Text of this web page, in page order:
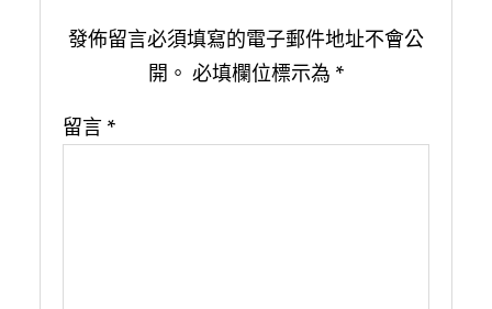
發佈留言必須填寫的電子郵件地址不會公
開。 必填欄位標示為 *
留言 *